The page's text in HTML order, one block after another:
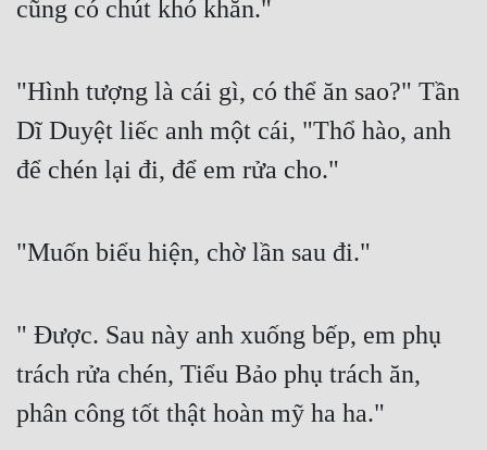
cũng có chút khó khăn."
"Hình tượng là cái gì, có thể ăn sao?" Tần
Dĩ Duyệt liếc anh một cái, "Thổ hào, anh
để chén lại đi, để em rửa cho."
"Muốn biểu hiện, chờ lần sau đi."
" Được. Sau này anh xuống bếp, em phụ
trách rửa chén, Tiểu Bảo phụ trách ăn,
phân công tốt thật hoàn mỹ ha ha."